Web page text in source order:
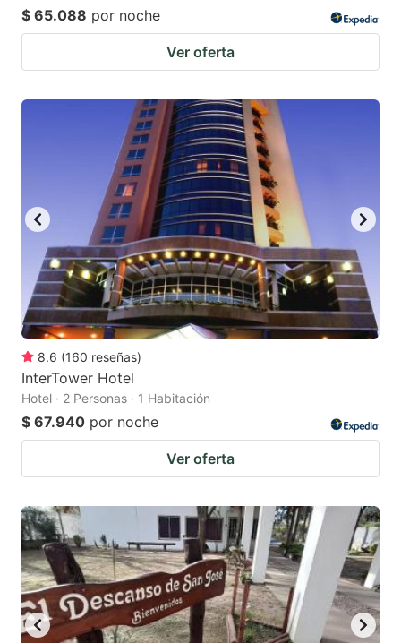
$ 65.088 por noche
Ver oferta
8.6 (160 reseñas)
InterTower Hotel
Hotel · 2 Personas · 1 Habitación
$ 67.940 por noche
Ver oferta